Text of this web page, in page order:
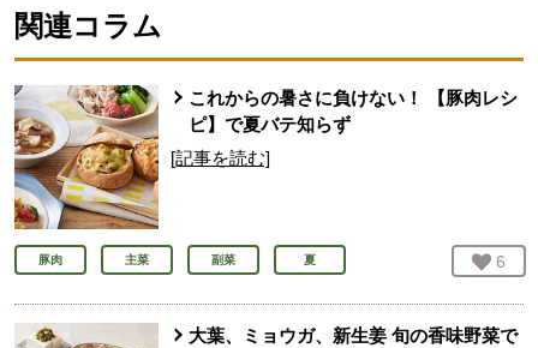
関連コラム
これからの暑さに負けない！ 【豚肉レシ
ピ】で夏バテ知らず
[記事を読む]
豚肉 主菜 副菜 夏 お気
6
大葉、ミョウガ、新生姜 旬の香味野菜で